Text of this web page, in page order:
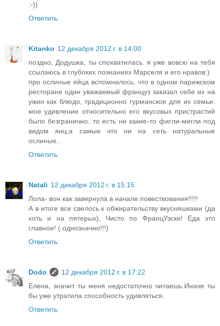
:-))
Ответить
Kitanko 12 декабря 2012 г. в 14:00
поздно, Додушка, ты спохватилась. я уже вовсю на тебя
ссылаюсь в глубоких познаниях Марселя и его нравов:)
про ослиные яйца вспомнилось, что в одном парижском
ресторане один уважаемый француз заказал себе их на
ужин как блюдо, традиционно гурманское для их семьи.
мое удивление относительно его вкусовых пристрастий
было безгранично. то есть не какие-то фигли-мигли под
видом яиц,а самые что ни на сеть натуральные
ослиные...
Ответить
Natali 12 декабря 2012 г. в 15:15
Лола- вон как завернула в начале повествования!!!!!
А в итоге все свелось к обжирательству вкусняшками (да
хоть и на пятерых), Чисто по ФранцУзски! Еда это
главное! ( однозначно!!!)
Ответить
Dodo
12 декабря 2012 г. в 17:22
Елена, значит ты меня недостаточно читаешь.Иначе ты
бы уже утратила способность удивляться.
Ответить